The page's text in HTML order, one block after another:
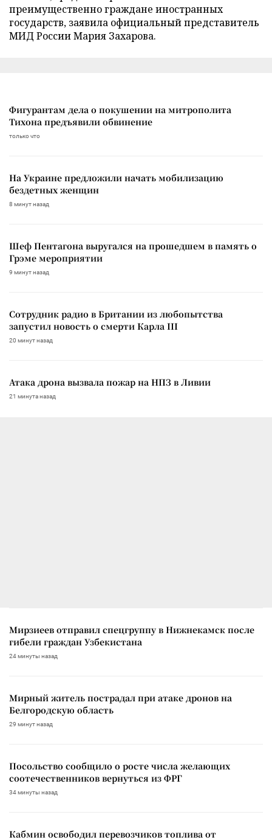
преимущественно граждане иностранных
государств, заявила официальный представитель
МИД России Мария Захарова.
Фигурантам дела о покушении на митрополита
Тихона предъявили обвинение
только что
На Украине предложили начать мобилизацию
бездетных женщин
8 минут назад
Шеф Пентагона выругался на прошедшем в память о
Грэме мероприятии
9 минут назад
Сотрудник радио в Британии из любопытства
запустил новость о смерти Карла III
20 минут назад
Атака дрона вызвала пожар на НПЗ в Ливии
21 минута назад
Мирзиеев отправил спецгруппу в Нижнекамск после
гибели граждан Узбекистана
24 минуты назад
Мирный житель пострадал при атаке дронов на
Белгородскую область
29 минут назад
Посольство сообщило о росте числа желающих
соотечественников вернуться из ФРГ
34 минуты назад
Кабмин освободил перевозчиков топлива от